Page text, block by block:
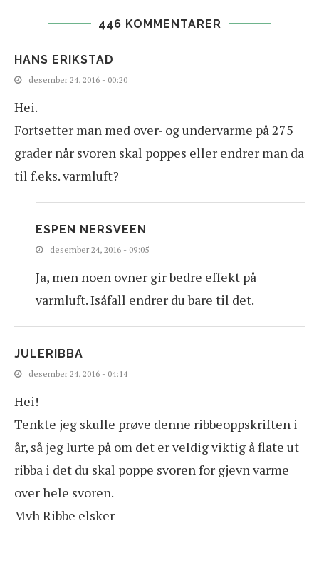
446 KOMMENTARER
HANS ERIKSTAD
desember 24, 2016 - 00:20
Hei.
Fortsetter man med over- og undervarme på 275
grader når svoren skal poppes eller endrer man da
til f.eks. varmluft?
ESPEN NERSVEEN
desember 24, 2016 - 09:05
Ja, men noen ovner gir bedre effekt på
varmluft. Isåfall endrer du bare til det.
JULERIBBA
desember 24, 2016 - 04:14
Hei!
Tenkte jeg skulle prøve denne ribbeoppskriften i
år, så jeg lurte på om det er veldig viktig å flate ut
ribba i det du skal poppe svoren for gjevn varme
over hele svoren.
Mvh Ribbe elsker